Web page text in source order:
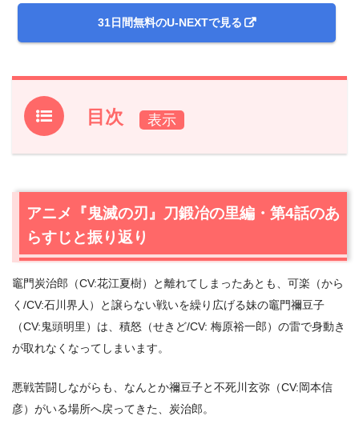
31日間無料のU-NEXTで見る
目次
1.アニメ『鬼滅の刃』刀鍛冶の里編・第4話のあらすじと振
【ネタバレ】アニメ『鬼滅の刃』刀鍛冶の里編・第5話
あらすじ・感想
2.1甘露寺蜜璃の到着
2.3 時透と玉壺（ぎょっこ）の戦闘
2.4炭治郎の額の痣
3.アニメ『鬼滅の刃』刀鍛冶の里編・第5話あらすじ・ネ
アニメ『鬼滅の刃』刀鍛冶の里編・第4話のあ
らすじと振り返り
竈門炭治郎（CV:花江夏樹）と離れてしまったあとも、可楽（から
く/CV:石川界人）と譲らない戦いを繰り広げる妹の竈門禰豆子
（CV:鬼頭明里）は、積怒（せきど/CV: 梅原裕一郎）の雷で身動き
が取れなくなってしまいます。
悪戦苦闘しながらも、なんとか禰豆子と不死川玄弥（CV:岡本信
彦）がいる場所へ戻ってきた、炭治郎。